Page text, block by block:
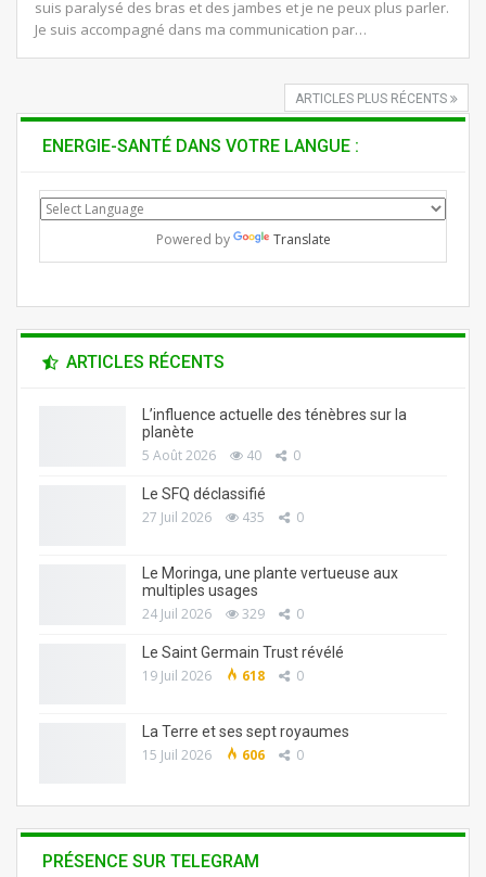
suis paralysé des bras et des jambes et je ne peux plus parler.
Je suis accompagné dans ma communication par…
ARTICLES PLUS RÉCENTS
ENERGIE-SANTÉ DANS VOTRE LANGUE :
Powered by Translate
ARTICLES RÉCENTS
L’influence actuelle des ténèbres sur la
planète
5 Août 2026 40 0
Le SFQ déclassifié
27 Juil 2026 435 0
Le Moringa, une plante vertueuse aux
multiples usages
24 Juil 2026 329 0
Le Saint Germain Trust révélé
19 Juil 2026 618 0
La Terre et ses sept royaumes
15 Juil 2026 606 0
PRÉSENCE SUR TELEGRAM